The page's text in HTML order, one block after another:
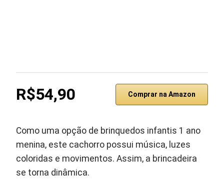
R$54,90 Comprar na Amazon
Como uma opção de brinquedos infantis 1 ano
menina, este cachorro possui música, luzes
coloridas e movimentos. Assim, a brincadeira
se torna dinâmica.